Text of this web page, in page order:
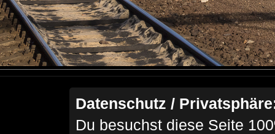
Datenschutz /
Du besuchst diese Seite